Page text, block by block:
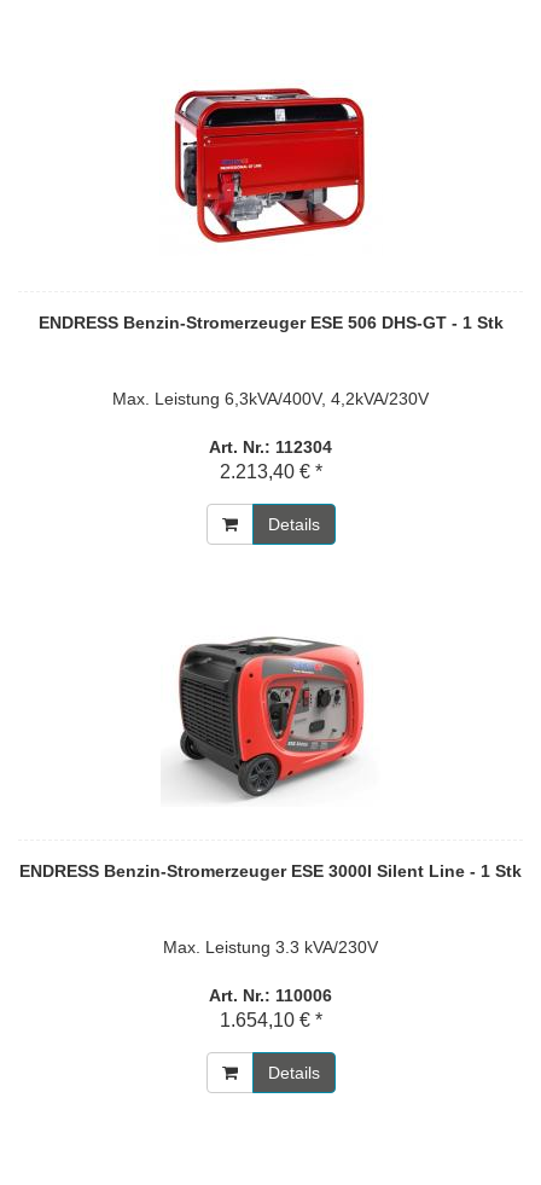
ENDRESS Benzin-Stromerzeuger ESE 506 DHS-GT - 1 Stk
Max. Leistung 6,3kVA/400V, 4,2kVA/230V
Art. Nr.: 112304
2.213,40 € *
Details
ENDRESS Benzin-Stromerzeuger ESE 3000I Silent Line - 1 Stk
Max. Leistung 3.3 kVA/230V
Art. Nr.: 110006
1.654,10 € *
Details